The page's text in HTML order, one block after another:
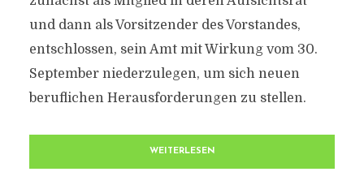
und dann als Vorsitzender des Vorstandes,
entschlossen, sein Amt mit Wirkung vom 30.
September niederzulegen, um sich neuen
beruflichen Herausforderungen zu stellen.
WEITERLESEN